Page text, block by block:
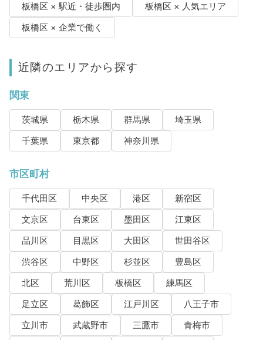
板橋区 × 駅近・徒歩圏内
板橋区 × 人気エリア
板橋区 × 企業で働く
近隣のエリアから探す
関東
茨城県 栃木県 群馬県
埼玉県
千葉県
東京都 神奈川県
市区町村
千代田区 中央区 港区
新宿区
文京区
台東区 墨田区
江東区
品川区
目黒区 大田区
世田谷区
渋谷区
中野区 杉並区
豊島区
北区
荒川区 板橋区
練馬区
足立区
葛飾区 江戸川区
八王子市
立川市
武蔵野市 三鷹市
青梅市